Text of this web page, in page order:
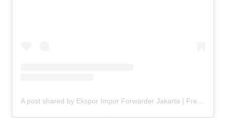
A post shared by Ekspor Impor Forwarder Jakarta | Freight Forwarding Indonesia (@keenamid)